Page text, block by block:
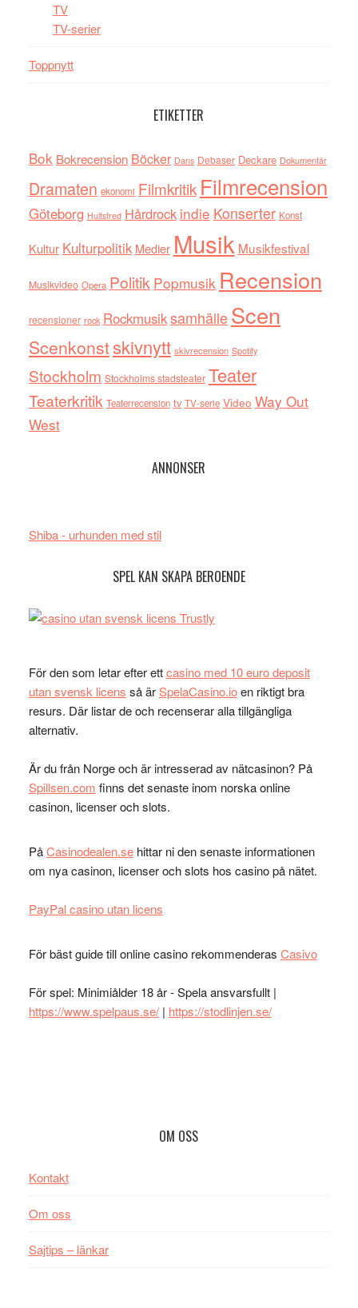
TV
TV-serier
Toppnytt
ETIKETTER
Bok Bokrecension Böcker Dans Debaser Deckare Dokumentär
Dramaten ekonomi Filmkritik Filmrecension
Göteborg Hultsfred Hårdrock indie Konserter Konst
Kultur Kulturpolitik Medier Musik Musikfestival
Musikvideo Opera Politik Popmusik Recension
recensioner rock RockmusiksamhälleScen
Scenkonstskivnytt skivrecension Spotify
Stockholm Stockholms stadsteater Teater
Teaterkritik Teaterrecension tv TV-serie Video Way Out
West
ANNONSER
Shiba - urhunden med stil
SPEL KAN SKAPA BEROENDE
För den som letar efter ettcasino med 10 euro deposit
utan svensk licens så ärSpelaCasino.ioen riktigt bra
resurs. Där listar de och recenserar alla tillgängliga
alternativ.
Är du från Norge och är intresserad av nätcasinon? På
Spillsen.com finns det senaste inom norska online
casinon, licenser och slots.
PåCasinodealen.sehittar ni den senaste informationen
om nya casinon, licenser och slots hos casino på nätet.
PayPal casino utan licens
För bäst guide till online casino rekommenderas Casivo
För spel: Minimiålder 18 år - Spela ansvarsfullt |
https://www.spelpaus.se/| https://stodlinjen.se/
OM OSS
Kontakt
Om oss
Sajtips – länkar